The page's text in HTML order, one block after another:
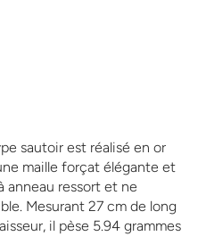
sautoir est réalisé en or
maille forçat élégante et
anneau ressort et ne
Mesurant 27 cm de long
il pèse 5.94 grammes